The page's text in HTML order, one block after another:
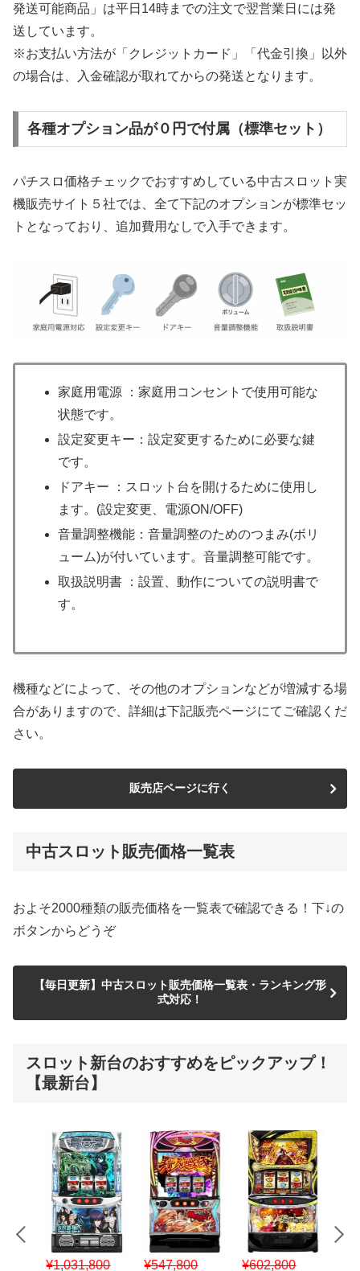
発送可能商品」は平日14時までの注文で翌営業日には発
送しています。
※お支払い方法が「クレジットカード」「代金引換」以外
の場合は、入金確認が取れてからの発送となります。
各種オプション品が０円で付属（標準セット）
パチスロ価格チェックでおすすめしている中古スロット実
機販売サイト５社では、全て下記のオプションが標準セッ
トとなっており、追加費用なしで入手できます。
家庭用電源 ：家庭用コンセントで使用可能な
状態です。
設定変更キー：設定変更するために必要な鍵
です。
ドアキー ：スロット台を開けるために使用し
ます。(設定変更、電源ON/OFF)
音量調整機能：音量調整のためのつまみ(ボリ
ューム)が付いています。音量調整可能です。
取扱説明書 ：設置、動作についての説明書で
す。
機種などによって、その他のオプションなどが増減する場
合がありますので、詳細は下記販売ページにてご確認くだ
さい。
販売店ページに行く
中古スロット販売価格一覧表
およそ2000種類の販売価格を一覧表で確認できる！下↓の
ボタンからどうぞ
【毎日更新】中古スロット販売価格一覧表・ランキング形
式対応！
スロット新台のおすすめをピックアップ！
【最新台】
¥547,800 ¥150,000 ¥1,867,800